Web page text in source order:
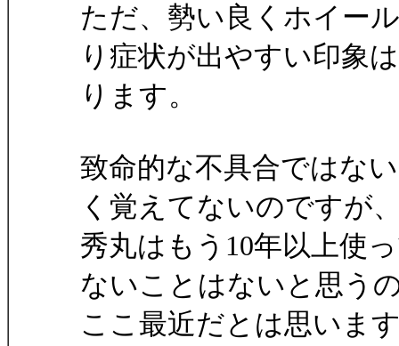
ただ、勢い良くホイー
り症状が出やすい印象
ります。
致命的な不具合ではな
く覚えてないのですが
秀丸はもう10年以上使
ないことはないと思う
ここ最近だとは思いま